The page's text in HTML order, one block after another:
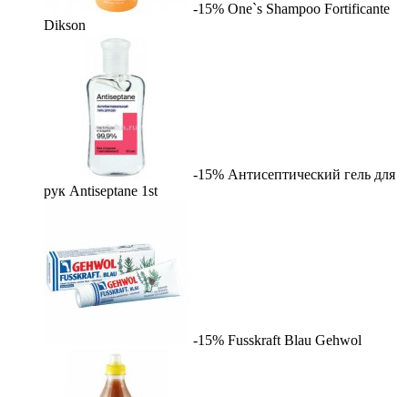
-15% One`s Shampoo Fortificante
Dikson
-15% Антисептический гель для
рук Antiseptane 1st
-15% Fusskraft Blau Gehwol